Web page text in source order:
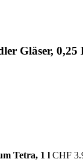
Gläser, 0,25
Tetra, 1 l CHF